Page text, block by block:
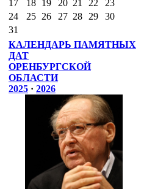
17
18 19 20 21 22
23
24
25 26 27 28 29
30
31
КАЛЕНДАРЬ ПАМЯТНЫХ
ДАТ
ОРЕНБУРГСКОЙ
ОБЛАСТИ
2025 · 2026